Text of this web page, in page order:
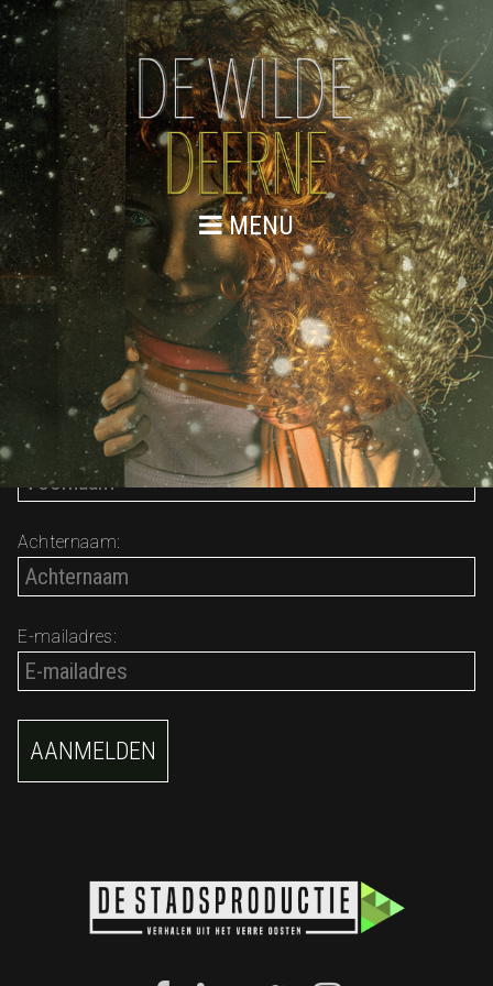
MENU
NIEUWSBRIEF
Ja, ik blijf graag op de hoogte en ontvang de
maandelijkse nieuwsbrief.
Voornaam:
Achternaam:
E-mailadres: